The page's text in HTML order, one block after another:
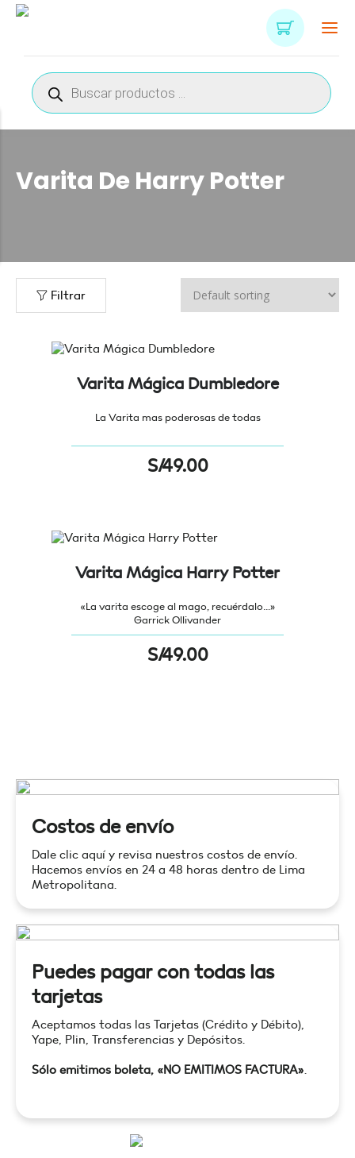
Búsqueda
de
productos
Varita De Harry Potter
Filtrar
Varita Mágica Dumbledore
La Varita mas poderosas de todas
S/49.00
Varita Mágica Harry Potter
«La varita escoge al mago, recuérdalo…»
Garrick Ollivander
S/49.00
Costos de envío
Dale clic aquí y revisa nuestros costos de envío.
Hacemos envíos en 24 a 48 horas dentro de Lima
Metropolitana.
Puedes pagar con todas las
tarjetas
Aceptamos todas las Tarjetas (Crédito y Débito),
Yape, Plin, Transferencias y Depósitos.
Sólo emitimos boleta, «NO EMITIMOS FACTURA».